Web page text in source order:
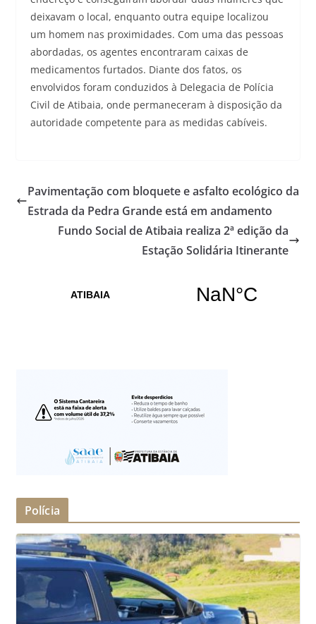
deixavam o local, enquanto outra equipe localizou
um homem nas proximidades. Com uma das pessoas
abordadas, os agentes encontraram caixas de
medicamentos furtados. Diante dos fatos, os
envolvidos foram conduzidos à Delegacia de Polícia
Civil de Atibaia, onde permaneceram à disposição da
autoridade competente para as medidas cabíveis.
Pavimentação com bloquete e asfalto ecológico da
Estrada da Pedra Grande está em andamento
Fundo Social de Atibaia realiza 2ª edição da
Estação Solidária Itinerante
Polícia